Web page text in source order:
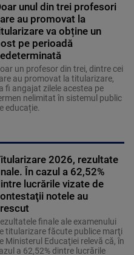
unul din trei profesori
au promovat la
va obține un
pe perioadă
un profesor din trei, dintre cei
au promovat la titularizare,
fi angajat zilele acestea pe
nelimitat în sistemul public
educație.
2026, rezultate
În cazul a 62,52%
lucrările vizate de
notele au
finale ale examenului
titularizare făcute publice marţi
Ministerul Educaţiei relevă că, în
a 62,52% dintre lucrările